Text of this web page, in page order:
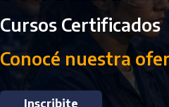
Cursos Certificados
Conocé nuestra
Inscribite